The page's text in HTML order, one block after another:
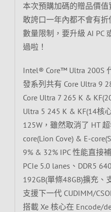
本次預購加碼的贈品價
敢誇口一年內都不會有
數量限制，要升級 AI PC
過啦！
Intel® Core™ Ultra 200S
發系列共有 Core Ultra 9
Core Ultra 7 265 K &
Ultra 5 245 K & KF(14核
125W，雖然取消了 HT
core(Lion Cove) & E-
9% & 32% IPC 性能直接
PCIe 5.0 lanes、DDR5
192GB(單條48GB)擴充、
支援下一代 CUDIMM/
搭載 Xe 核心在 Encode/